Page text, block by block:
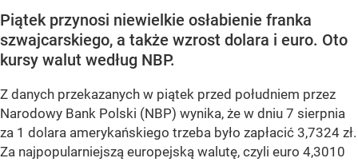
Piątek przynosi niewielkie osłabienie franka
szwajcarskiego, a także wzrost dolara i euro. Oto
kursy walut według NBP.
Z danych przekazanych w piątek przed południem przez
Narodowy Bank Polski (NBP) wynika, że w dniu 7 sierpnia
za 1 dolara amerykańskiego trzeba było zapłacić 3,7324 zł.
Za najpopularniejszą europejską walutę, czyli euro 4,3010